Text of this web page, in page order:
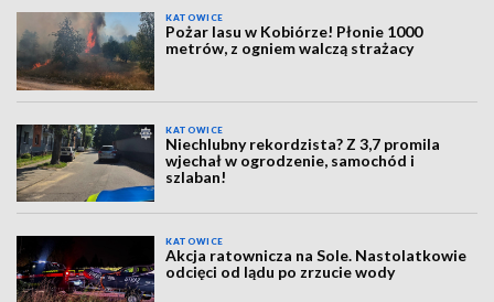
KATOWICE
Pożar lasu w Kobiórze! Płonie 1000
metrów, z ogniem walczą strażacy
KATOWICE
Niechlubny rekordzista? Z 3,7 promila
wjechał w ogrodzenie, samochód i
szlaban!
KATOWICE
Akcja ratownicza na Sole. Nastolatkowie
odcięci od lądu po zrzucie wody